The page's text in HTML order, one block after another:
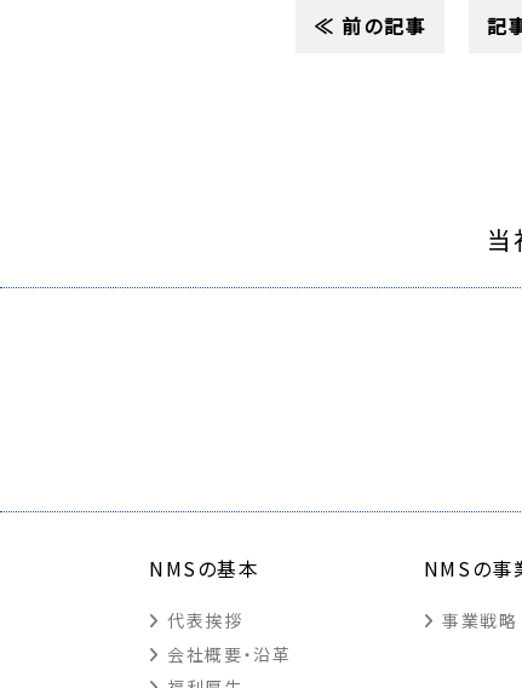
≪ 前の記事 記
当
NMSの基本
代表挨拶
会社概要・沿革
NMSの事
事業戦略